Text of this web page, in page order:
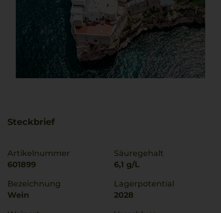
Steckbrief
Artikelnummer
601899
Bezeichnung
Wein
Säuregehalt
6,1 g/L
Lagerpotential
2028